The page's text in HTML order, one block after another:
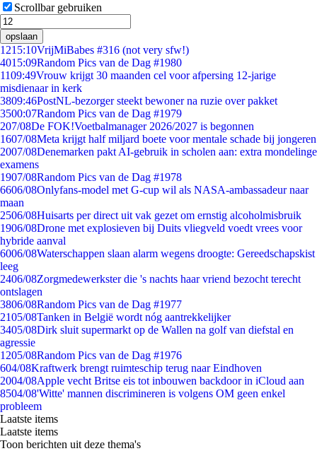
Scrollbar gebruiken
opslaan
1215:10VrijMiBabes #316 (not very sfw!)
4015:09Random Pics van de Dag #1980
1109:49Vrouw krijgt 30 maanden cel voor afpersing 12-jarige
misdienaar in kerk
3809:46PostNL-bezorger steekt bewoner na ruzie over pakket
3500:07Random Pics van de Dag #1979
207/08De FOK!Voetbalmanager 2026/2027 is begonnen
1607/08Meta krijgt half miljard boete voor mentale schade bij jongeren
2007/08Denemarken pakt AI-gebruik in scholen aan: extra mondelinge
examens
1907/08Random Pics van de Dag #1978
6606/08Onlyfans-model met G-cup wil als NASA-ambassadeur naar
maan
2506/08Huisarts per direct uit vak gezet om ernstig alcoholmisbruik
1906/08Drone met explosieven bij Duits vliegveld voedt vrees voor
hybride aanval
6006/08Waterschappen slaan alarm wegens droogte: Gereedschapskist
leeg
2406/08Zorgmedewerkster die 's nachts haar vriend bezocht terecht
ontslagen
3806/08Random Pics van de Dag #1977
2105/08Tanken in België wordt nóg aantrekkelijker
3405/08Dirk sluit supermarkt op de Wallen na golf van diefstal en
agressie
1205/08Random Pics van de Dag #1976
604/08Kraftwerk brengt ruimteschip terug naar Eindhoven
2004/08Apple vecht Britse eis tot inbouwen backdoor in iCloud aan
8504/08'Witte' mannen discrimineren is volgens OM geen enkel
probleem
Laatste items
Laatste items
Toon berichten uit deze thema's